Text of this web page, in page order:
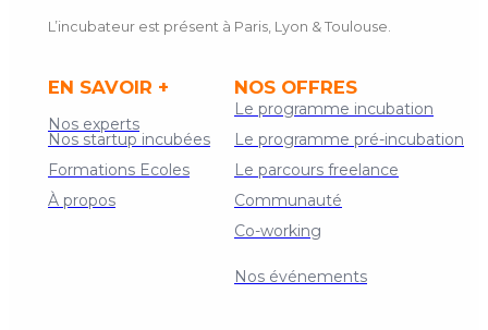
Le programme incubation
L’incubateur est présent à Paris, Lyon & Toulouse.
NOS OFFRES
EN SAVOIR +
Co-working
Nos événements
Formations Ecoles
Nos startup incubées
Nos experts
Le parcours freelance
Le programme pré-incubation
À propos Communauté